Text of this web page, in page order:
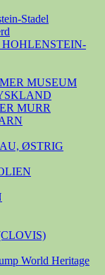
Stadel
HOHLENSTEIN-
MUSEUM
MURR
ØSTRIG
World Heritage